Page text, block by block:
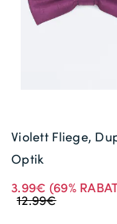
Violett Fliege,
Optik
3.99€ (69%
12.99€